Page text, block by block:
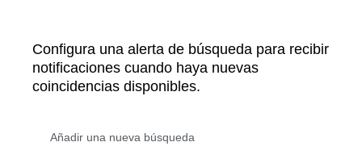
Configura una alerta de búsqueda para recibir
notificaciones cuando haya nuevas
coincidencias disponibles.